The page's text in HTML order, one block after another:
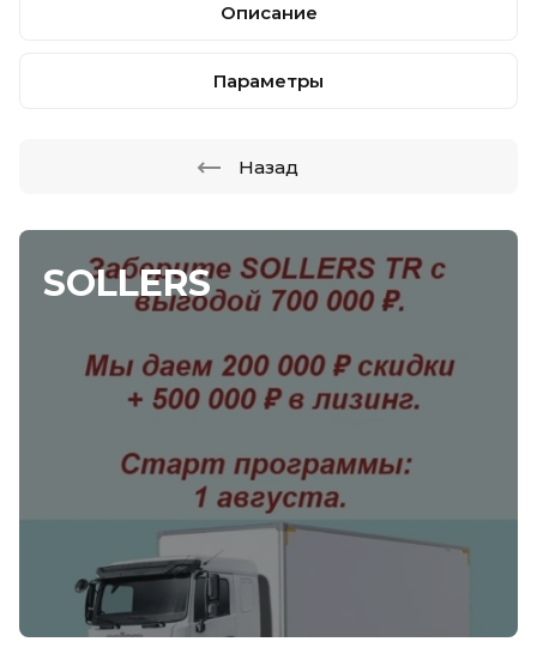
SOLLERS
Описание
Параметры
Назад